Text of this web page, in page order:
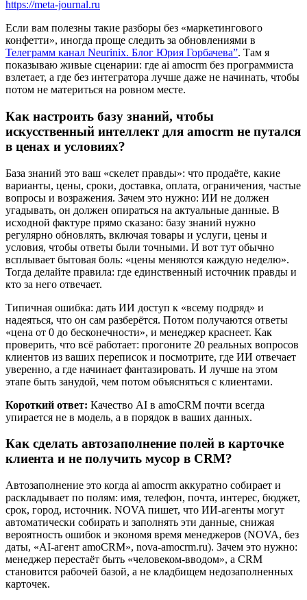
https://meta-journal.ru
Если вам полезны такие разборы без «маркетингового
конфетти», иногда проще следить за обновлениями в
Телеграмм канал Neurinix. Блог Юрия Горбачева”. Там я
показываю живые сценарии: где ai amocrm без программиста
взлетает, а где без интегратора лучше даже не начинать, чтобы
потом не материться на ровном месте.
Как настроить базу знаний, чтобы
искусственный интеллект для amocrm не путался
в ценах и условиях?
База знаний это ваш «скелет правды»: что продаёте, какие
варианты, цены, сроки, доставка, оплата, ограничения, частые
вопросы и возражения. Зачем это нужно: ИИ не должен
угадывать, он должен опираться на актуальные данные. В
исходной фактуре прямо сказано: базу знаний нужно
регулярно обновлять, включая товары и услуги, цены и
условия, чтобы ответы были точными. И вот тут обычно
всплывает бытовая боль: «цены меняются каждую неделю».
Тогда делайте правила: где единственный источник правды и
кто за него отвечает.
Типичная ошибка: дать ИИ доступ к «всему подряд» и
надеяться, что он сам разберётся. Потом получаются ответы
«цена от 0 до бесконечности», и менеджер краснеет. Как
проверить, что всё работает: прогоните 20 реальных вопросов
клиентов из ваших переписок и посмотрите, где ИИ отвечает
уверенно, а где начинает фантазировать. И лучше на этом
этапе быть занудой, чем потом объясняться с клиентами.
Короткий ответ: Качество AI в amoCRM почти всегда
упирается не в модель, а в порядок в ваших данных.
Как сделать автозаполнение полей в карточке
клиента и не получить мусор в CRM?
Автозаполнение это когда ai amocrm аккуратно собирает и
раскладывает по полям: имя, телефон, почта, интерес, бюджет,
срок, город, источник. NOVA пишет, что ИИ-агенты могут
автоматически собирать и заполнять эти данные, снижая
вероятность ошибок и экономя время менеджеров (NOVA, без
даты, «AI-агент amoCRM», nova-amocrm.ru). Зачем это нужно:
менеджер перестаёт быть «человеком-вводом», а CRM
становится рабочей базой, а не кладбищем недозаполненных
карточек.